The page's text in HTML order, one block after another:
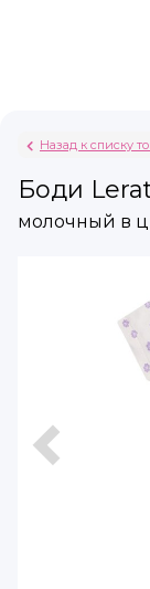
Назад к списку
Боди
молочный в